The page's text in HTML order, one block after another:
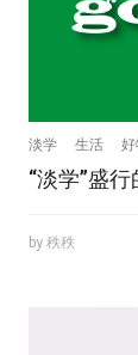
淡学 生活 好
“淡学”盛
by 秩秩